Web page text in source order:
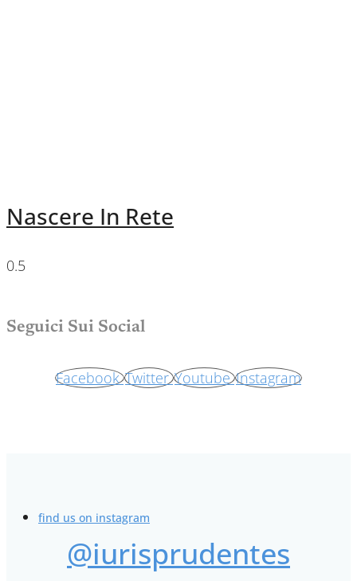
Nascere In Rete
Seguici Sui Social
Facebook Twitter Youtube Instagram
find us on instagram
@iurisprudentes